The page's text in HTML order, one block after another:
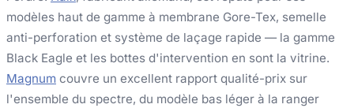
modèles haut de gamme à membrane Gore-Tex, semelle
anti-perforation et système de laçage rapide — la gamme
Black Eagle et les bottes d'intervention en sont la vitrine.
Magnum couvre un excellent rapport qualité-prix sur
l'ensemble du spectre, du modèle bas léger à la ranger